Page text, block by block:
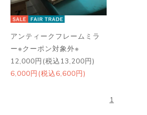
アンティークフレームミラ
ー※クーポン対象外※
12,000円(税込13,200円)
6,000円(税込6,600円)
1